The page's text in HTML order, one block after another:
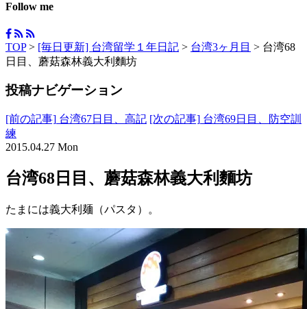
Follow me
TOP> [毎日更新] 台湾留学１年日記 > 台湾3ヶ月目 > 台湾68
日目、蘑菇森林義大利麵坊
投稿ナビゲーション
[前の記事] 台湾67日目、高記 [次の記事] 台湾69日目、防空訓
練
2015.04.27 Mon
台湾68日目、蘑菇森林義大利麵坊
たまには義大利麺（パスタ）。